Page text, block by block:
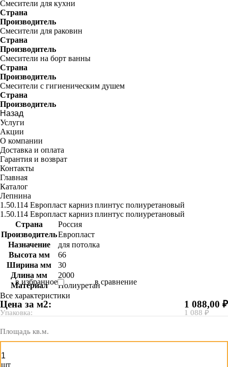
Смесители для кухни
Страна
Производитель
Смесители для раковин
Страна
Производитель
Смесители на борт ванны
Страна
Производитель
Смесители с гигиеническим душем
Страна
Производитель
Назад
Услуги
Акции
О компании
Доставка и оплата
Гарантия и возврат
Контакты
Главная
Каталог
Лепнина
1.50.114 Европласт карниз плинтус полиуретановый
1.50.114 Европласт карниз плинтус полиуретановый
Страна
Россия
ПроизводительЕвропласт
Назначение
для потолка
Высота мм
66
Ширина мм
30
Длина мм
2000
Материал
Полиуретан
Все характеристики
в избранное в сравнение
Цена за м2:
Упаковка:
1 088,00 ₽
1 088 ₽
Площадь кв.м.
шт